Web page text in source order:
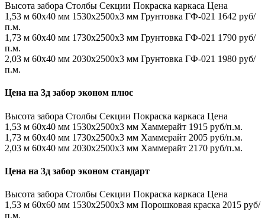
Высота забора Столбы Секции Покраска каркаса Цена
1,53 м 60х40 мм 1530x2500x3 мм Грунтовка ГФ-021 1642 руб/
п.м.
1,73 м 60х40 мм 1730x2500x3 мм Грунтовка ГФ-021 1790 руб/
п.м.
2,03 м 60х40 мм 2030x2500x3 мм Грунтовка ГФ-021 1980 руб/
п.м.
Цена на 3д забор эконом плюс
Высота забора Столбы Секции Покраска каркаса Цена
1,53 м 60х40 мм 1530x2500x3 мм Хаммерайт 1915 руб/п.м.
1,73 м 60х40 мм 1730x2500x3 мм Хаммерайт 2005 руб/п.м.
2,03 м 60х40 мм 2030x2500x3 мм Хаммерайт 2170 руб/п.м.
Цена на 3д забор эконом стандарт
Высота забора Столбы Секции Покраска каркаса Цена
1,53 м 60х60 мм 1530x2500x3 мм Порошковая краска 2015 руб/
п.м.